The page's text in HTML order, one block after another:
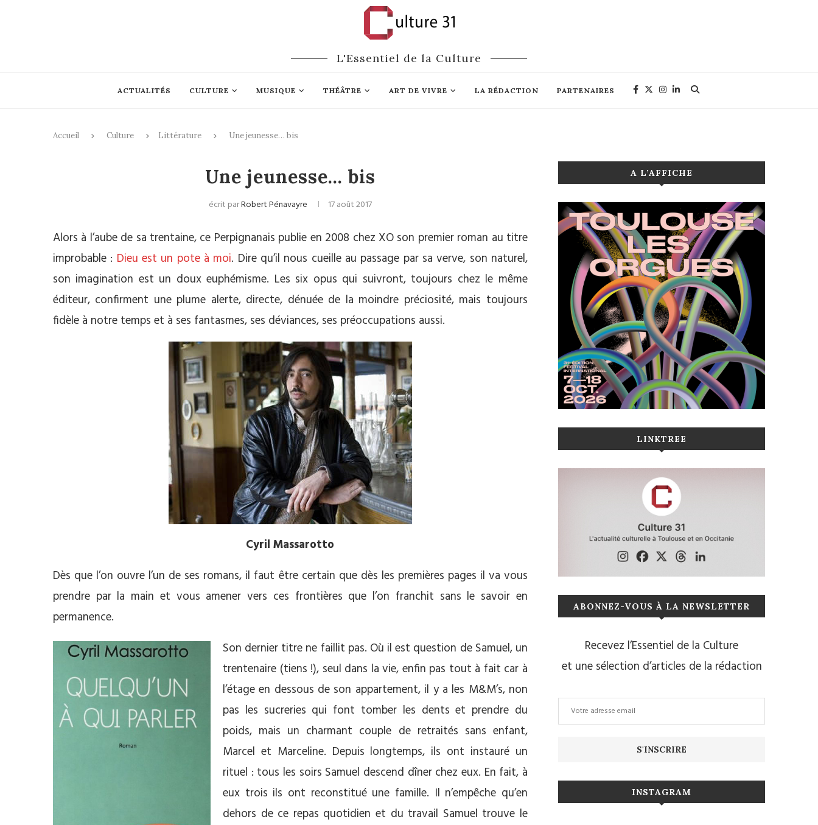
L'Essentiel de la Culture
ACTUALITÉS CULTURE MUSIQUE THÉÂTRE ART DE VIVRE LA RÉDACTION PARTENAIRES
Accueil Culture Littérature Une jeunesse… bis
Une jeunesse… bis
écrit parRobert Pénavayre 17 août 2017
Alors à l’aube de sa trentaine, ce Perpignanais publie en 2008 chez XO son premier roman au titre
improbable : Dieu est un pote à moi. Dire qu’il nous cueille au passage par sa verve, son naturel,
son imagination est un doux euphémisme. Les six opus qui suivront, toujours chez le même
éditeur, confirment une plume alerte, directe, dénuée de la moindre préciosité, mais toujours
fidèle à notre temps et à ses fantasmes, ses déviances, ses préoccupations aussi.
Cyril Massarotto
Dès que l’on ouvre l’un de ses romans, il faut être certain que dès les premières pages il va vous
prendre par la main et vous amener vers ces frontières que l’on franchit sans le savoir en
permanence.
Son dernier titre ne faillit pas. Où il est question de Samuel, un
trentenaire (tiens !), seul dans la vie, enfin pas tout à fait car à
l’étage en dessous de son appartement, il y a les M&M’s, non
pas les sucreries qui font tomber les dents et prendre du
poids, mais un charmant couple de retraités sans enfant,
Marcel et Marceline. Depuis longtemps, ils ont instauré un
rituel : tous les soirs Samuel descend dîner chez eux. En fait, à
eux trois ils ont reconstitué une famille. Il n’empêche qu’en
dehors de ce repas quotidien et du travail Samuel trouve le
A L’AFFICHE
LINKTREE
ABONNEZ-VOUS À LA NEWSLETTER
Recevez l’Essentiel de la Culture
et une sélection d’articles de la rédaction
INSTAGRAM